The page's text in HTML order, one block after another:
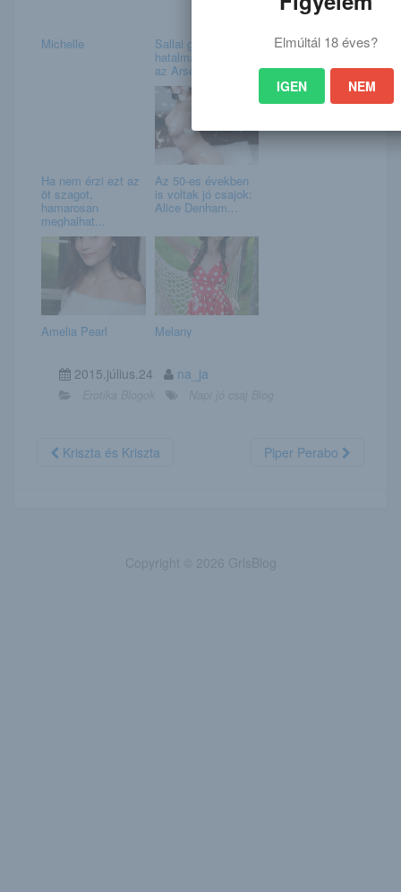
Michelle Sallai gólpasszából
hatalmas gólt lőtt
az Arsenal ...
Ha nem érzi ezt az
öt szagot,
hamarosan
meghalhat...
Az 50-es években
is voltak jó csajok:
Alice Denham...
Amelia Pearl Melany
2015.július.24 na_ja
Kriszta és Kriszta Piper Perabo
Elmúltál 18 éves?
IGEN NEM